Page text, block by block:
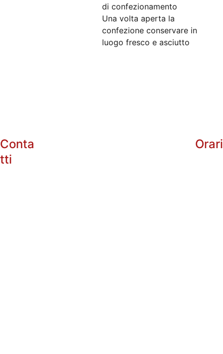
di confezionamento
Una volta aperta la
confezione conservare in
luogo fresco e asciutto
Conta
tti
Orari